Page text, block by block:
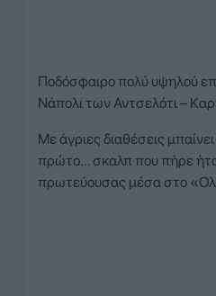
Ποδόσφαιρο πολύ υψηλού
Νάπολι των Αντσελότι –
Με άγριες διαθέσεις
πρώτο… σκαλπ που πήρε
πρωτεύουσας μέσα στο